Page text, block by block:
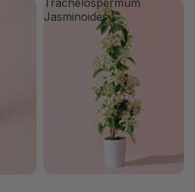
Jasminoides L